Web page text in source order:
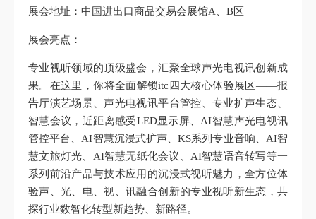
展会地址：中国进出口商品交易会展馆A、B区
展会亮点：
专业视听领域的顶级盛会，汇聚全球声光电视讯创新成
果。在这里，你将全面解锁itc四大核心体验展区——报
告厅演艺场景、声光电视讯平台管控、专业扩声生态、
智慧会议，近距离感受LED显示屏、AI智慧声光电视讯
管控平台、AI智慧沉浸式扩声、KS系列专业音响、AI智
慧文旅灯光、AI智慧无纸化会议、AI智慧语音转写等一
系列前沿产品与技术应用的沉浸式视听魅力，全方位体
验声、光、电、视、讯融合创新的专业视听新生态，共
探行业数智化转型新趋势、新路径。